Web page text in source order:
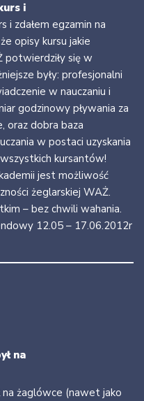
i
i zdałem egzamin na
opisy kursu jakie
potwierdziły się w
były: profesjonalni
w nauczaniu i
godzinowy pływania za
oraz dobra baza
w postaci uzyskania
kursantów!
jest możliwość
żeglarskiej WAŻ.
– bez chwili wahania.
12.05 – 17.06.2012r
na
żaglówce (nawet jako